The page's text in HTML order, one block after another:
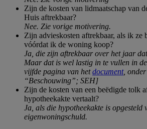
Zijn de kosten van lidmaatschap van
Huis aftrekbaar?
Nee. Zie vorige motivering.
Zijn advieskosten aftrekbaar, als ik ze
vóórdat ik de woning koop?
Ja, die zijn aftrekbaar over het jaar
Maar dat is wel lastig in te vullen in
vijfde pagina van hetdocument,
“Beschouwing”; SEH]
Zijn de kosten van een beëdigde tolk
hypotheekakte vertaalt?
Ja, als die hypotheekakte is opgesteld
eigenwoningschuld.